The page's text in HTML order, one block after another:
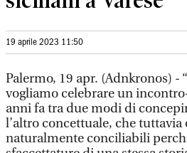
19 aprile 2023 11:50
Palermo, 19 apr. (Adnkronos) -
vogliamo celebrare un
anni fa tra due modi di
l’altro concettuale, che tuttavia
naturalmente conciliabili